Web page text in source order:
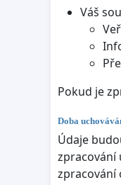
Váš
Pokud je
Doba
Údaje
zpracování
zpracování